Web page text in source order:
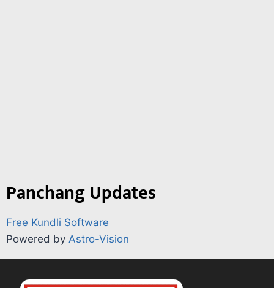
Panchang Updates
Free Kundli Software
Powered by Astro-Vision